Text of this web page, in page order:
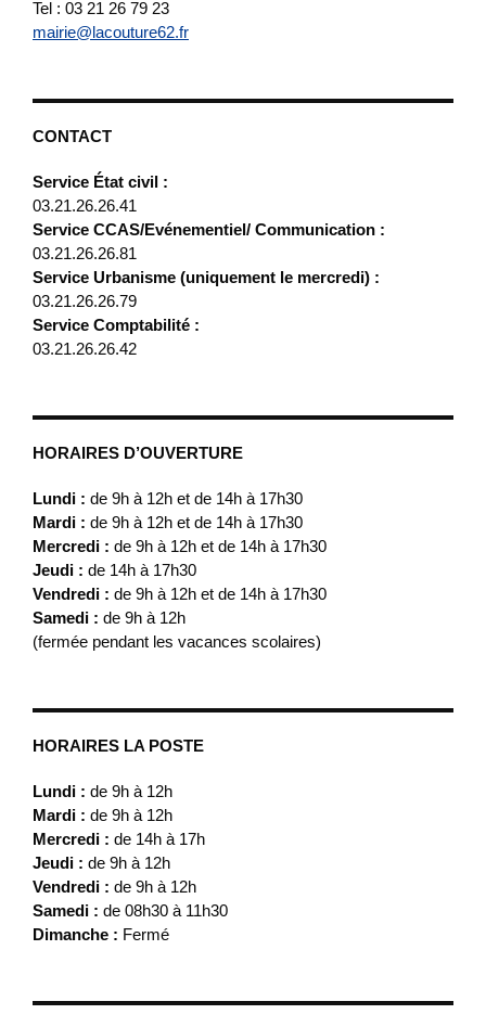
Tel : 03 21 26 79 23
mairie@lacouture62.fr
CONTACT
Service État civil :
03.21.26.26.41
Service CCAS/Evénementiel/ Communication :
03.21.26.26.81
Service Urbanisme (uniquement le mercredi) :
03.21.26.26.79
Service Comptabilité :
03.21.26.26.42
HORAIRES D’OUVERTURE
Lundi : de 9h à 12h et de 14h à 17h30
Mardi : de 9h à 12h et de 14h à 17h30
Mercredi : de 9h à 12h et de 14h à 17h30
Jeudi : de 14h à 17h30
Vendredi : de 9h à 12h et de 14h à 17h30
Samedi : de 9h à 12h
(fermée pendant les vacances scolaires)
HORAIRES LA POSTE
Lundi : de 9h à 12h
Mardi : de 9h à 12h
Mercredi : de 14h à 17h
Jeudi : de 9h à 12h
Vendredi : de 9h à 12h
Samedi : de 08h30 à 11h30
Dimanche : Fermé